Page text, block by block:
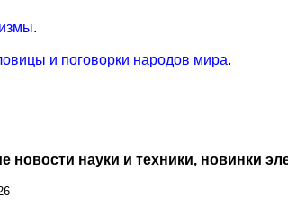
.
и поговорки народов мира.
новости науки и техники, новинки